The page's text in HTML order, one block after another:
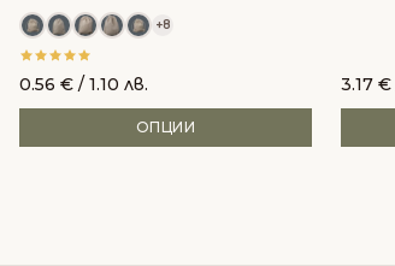
waste
+8
0.56 € / 1.10 лв.
ОПЦИИ
3.17€